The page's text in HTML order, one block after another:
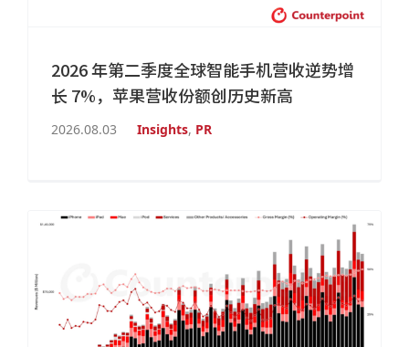
2026 年第二季度全球智能手机营收逆势增
长 7%，苹果营收份额创历史新高
2026.08.03 Insights, PR